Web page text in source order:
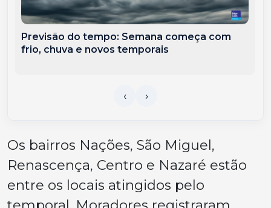
Previsão do tempo: Semana começa com
frio, chuva e novos temporais
Os bairros Nações, São Miguel,
Renascença, Centro e Nazaré estão
entre os locais atingidos pelo